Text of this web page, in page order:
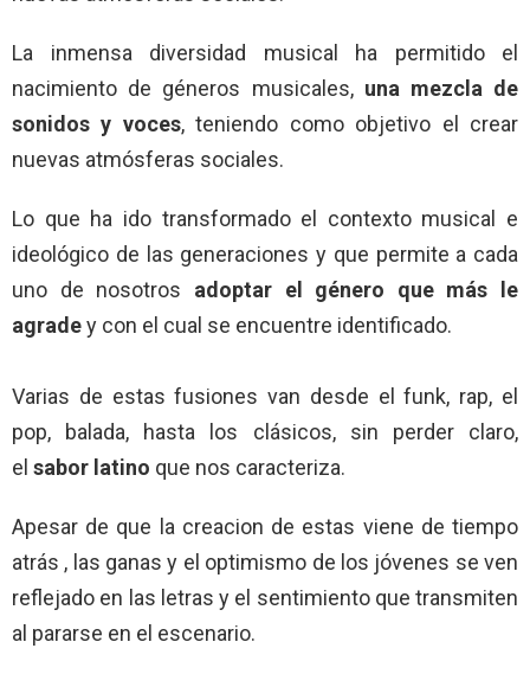
La inmensa diversidad musical ha permitido el
nacimiento de géneros musicales, una mezcla de
sonidos y voces, teniendo como objetivo el crear
nuevas atmósferas sociales.
Lo que ha ido transformado el contexto musical e
ideológico de las generaciones y que permite a cada
uno de nosotros adoptar el género que más le
agradey con el cual se encuentre identificado.
Varias de estas fusiones van desde el funk, rap, el
pop, balada, hasta los clásicos, sin perder claro,
el sabor latino que nos caracteriza.
Apesar de que la creacion de estas viene de tiempo
atrás , las ganas y el optimismo de los jóvenes se ven
reflejado en las letras y el sentimiento que transmiten
al pararse en el escenario.